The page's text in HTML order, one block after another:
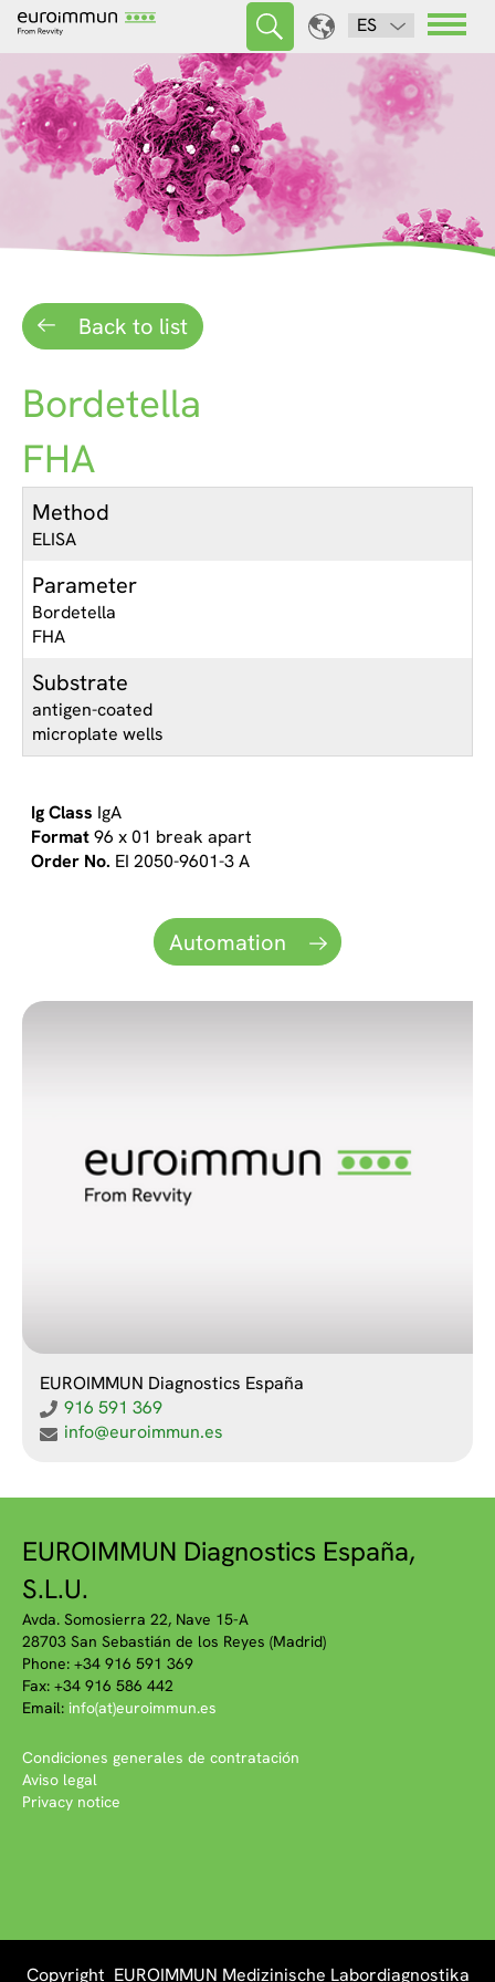
ES
Back to list
Bordetella
FHA
Method
ELISA
Parameter
Bordetella
FHA
Substrate
antigen-coated
microplate wells
IgA
96 x 01 break apart
EI 2050-9601-3 A
Automation
EUROIMMUN Diagnostics España
916 591 369
info@euroimmun.es
EUROIMMUN Diagnostics España,
S.L.U.
Avda. Somosierra 22, Nave 15-A
28703 San Sebastián de los Reyes (Madrid)
Phone: +34 916 591 369
Fax: +34 916 586 442
Email: info(at)euroimmun.es
Condiciones generales de contratación
Aviso legal
Privacy notice
Copyright EUROIMMUN Medizinische Labordiagnostika